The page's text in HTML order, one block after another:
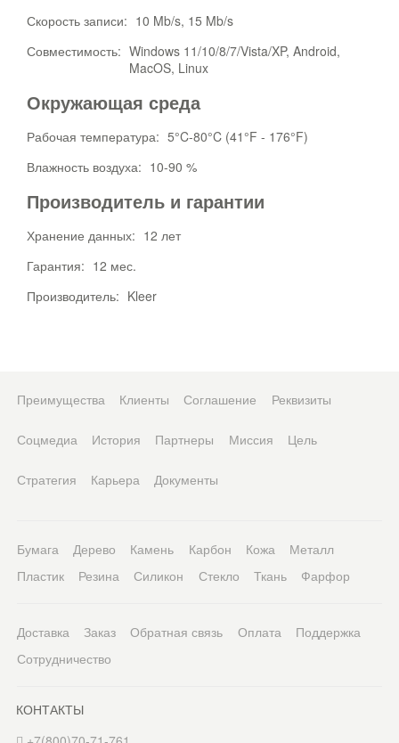
Скорость записи: 10 Mb/s, 15 Mb/s
Совместимость: Windows 11/10/8/7/Vista/XP, Android,
MacOS, Linux
Окружающая среда
Рабочая температура: 5°C-80°C (41°F - 176°F)
Влажность воздуха: 10-90 %
Производитель и гарантии
Хранение данных: 12 лет
Гарантия: 12 мес.
Производитель: Kleer
Преимущества Клиенты Соглашение Реквизиты
Соцмедиа История Партнеры Миссия Цель
Стратегия Карьера Документы
Бумага Дерево Камень Карбон Кожа
Металл
Пластик
Резина Силикон Стекло Ткань Фарфор
Доставка Заказ Обратная связь Оплата
Поддержка
Сотрудничество
КОНТАКТЫ